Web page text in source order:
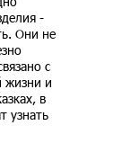
-
Они не
с
жизни и
в
узнать